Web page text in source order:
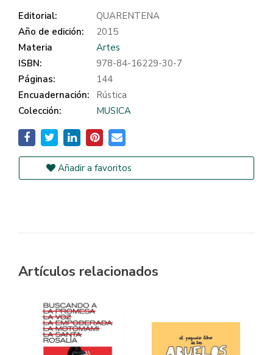
Editorial:
QUARENTENA
Año de edición:
2015
Materia
Artes
ISBN:
978-84-16229-30-7
Páginas:
144
Encuadernación:
Rústica
Colección:
MUSICA
Añadir a favoritos
Artículos relacionados